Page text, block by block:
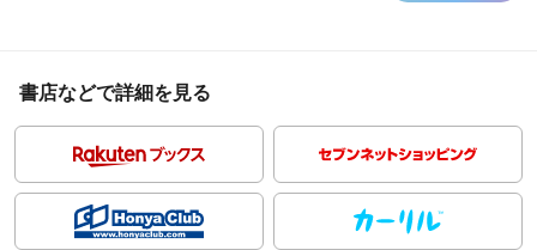
書店などで詳細を見る